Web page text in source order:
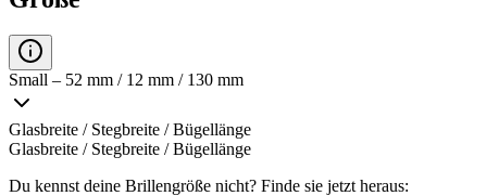
Small – 52 mm / 12 mm / 130 mm
Glasbreite / Stegbreite / Bügellänge
Glasbreite / Stegbreite / Bügellänge
Du kennst deine Brillengröße nicht? Finde sie jetzt heraus: